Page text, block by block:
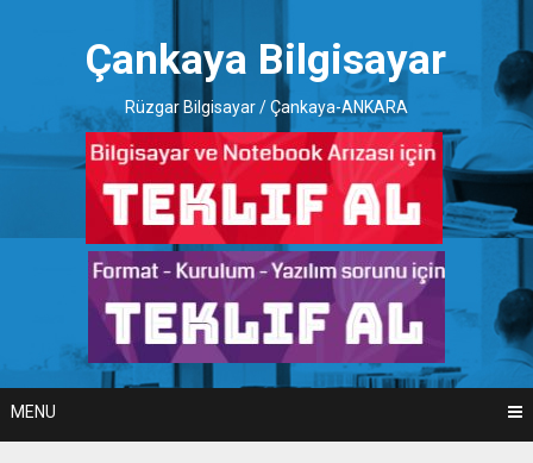
Çankaya Bilgisayar
Rüzgar Bilgisayar / Çankaya-ANKARA
MENU